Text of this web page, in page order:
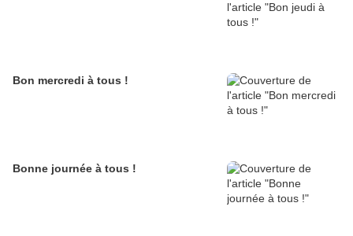
Bon mercredi à tous !
Bonne journée à tous !